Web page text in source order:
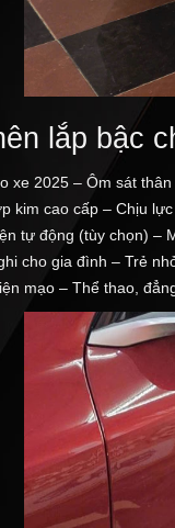
lắp bậc
xe 2025 – Ôm sát
kim cao cấp – Chịu
tự động (tùy chọn) –
cho gia đình – Trẻ
mạo – Thể thao,